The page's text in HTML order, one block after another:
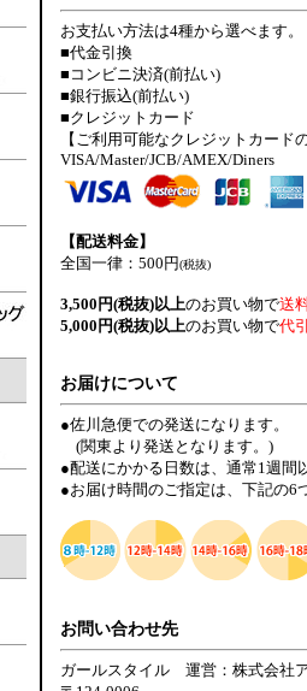
お支払い方法は4種から選べます。
■代金引換
■コンビニ決済(前払い)
■銀行振込(前払い)
■クレジットカード
【ご利用可能なクレジットカード
VISA/Master/JCB/AMEX/Diners
【配送料金】
全国一律：500円(税抜)
3,500円(税抜)以上のお買い物で送
5,000円(税抜)以上のお買い物で代
お届けについて
●佐川急便での発送になります。
(関東より発送となります。)
●配送にかかる日数は、通常1週間
●お届け時間のご指定は、下記の6
お問い合わせ先
ガールスタイル 運営：株式会社